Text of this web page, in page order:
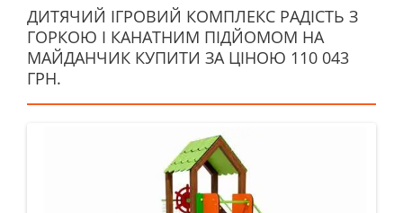
ДИТЯЧИЙ ІГРОВИЙ КОМПЛЕКС РАДІСТЬ З
ГОРКОЮ І КАНАТНИМ ПІДЙОМОМ НА
МАЙДАНЧИК КУПИТИ ЗА ЦІНОЮ 110 043
ГРН.